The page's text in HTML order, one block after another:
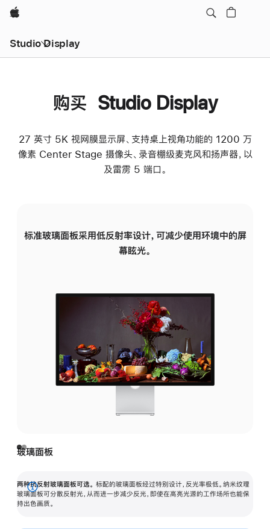
Apple
Studio Display
购买 Studio Display
27 英寸 5K 视网膜显示屏、支持桌上视角功能的 1200 万
像素 Center Stage 摄像头、录音棚级麦克风和扬声器，以
及雷雳 5 端口。
标准玻璃面板采用低反射率设计，可减少使用环境中的屏
幕眩光。
玻璃面板
两种抗反射玻璃面板可选。 标配的玻璃面板经过特别设计，反光率极低。纳米纹理
玻璃面板可分散反射光，从而进一步减少反光，即使在高亮光源的工作场所也能保
持出色画质。
展
开